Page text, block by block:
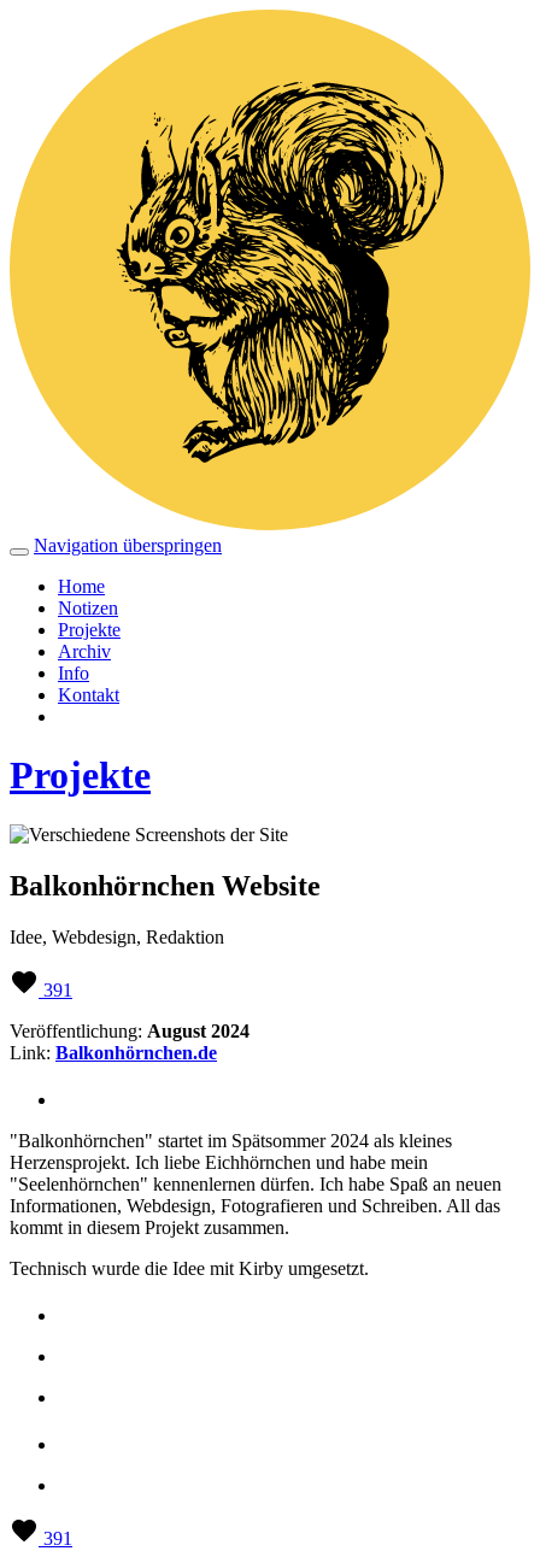
Navigation überspringen
Home
Notizen
Projekte
Archiv
Info
Kontakt
Projekte
Balkonhörnchen Website
Idee, Webdesign, Redaktion
391
Veröffentlichung: August 2024
Link: Balkonhörnchen.de
"Balkonhörnchen" startet im Spätsommer 2024 als kleines
Herzensprojekt. Ich liebe Eichhörnchen und habe mein
"Seelenhörnchen" kennenlernen dürfen. Ich habe Spaß an neuen
Informationen, Webdesign, Fotografieren und Schreiben. All das
kommt in diesem Projekt zusammen.
Technisch wurde die Idee mit Kirby umgesetzt.
391